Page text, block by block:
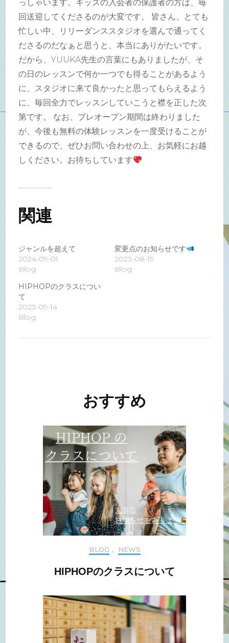
っしゃいます。キッズの入会者の保護者の方は、毎
回送迎してくださるのが大変です。 皆さん、とても
忙しい中、
リリーダンススタジオを選んで通ってく
ださるのだなぁと思うと、本当にありがたいです。
だから、YUUKA先生の言葉にもありましたが、 そ
の日のレッスンで何か一つでも得ることがあるよう
に、 スタジオに来て良かったと思ってもらえるよう
に、毎回全力でレッスンしていこうと襟を正した次
第です。 なお、プレオープン期間は終わりました
が、今後も無料の体験レッスンを一度受けることが
できるので、ぜひお問い合わせの上、お気軽にお越
しください。 お待ちしています
関連
ジャンルを超えて
2024-09-01
Blog
変更点のお知らせです
2023-08-19
Blog
HIPHOPのクラスについ
て
2023-09-14
Blog
おすすめ
BLOG , NEWS
HIPHOPのクラスについて